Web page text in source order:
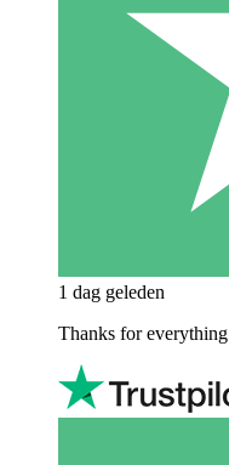
1 dag geleden
Thanks for everything